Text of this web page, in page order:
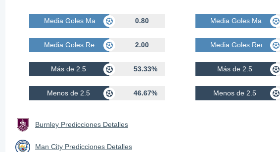
Media Goles Marcados 0.80
Media Goles Recibidos 2.00
Más de 2.5 53.33%
Menos de 2.5 46.67%
Media Goles Marcados
Media Goles Recibidos
Más de 2.5
Menos de 2.5
Burnley Predicciones Detalles
Man City Predicciones Detalles